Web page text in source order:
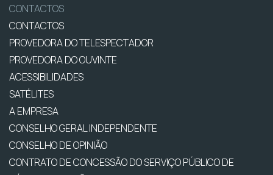
CONTACTOS
CONTACTOS
PROVEDORA DO TELESPECTADOR
PROVEDORA DO OUVINTE
ACESSIBILIDADES
SATÉLITES
A EMPRESA
CONSELHO GERAL INDEPENDENTE
CONSELHO DE OPINIÃO
CONTRATO DE CONCESSÃO DO SERVIÇO PÚBLICO DE